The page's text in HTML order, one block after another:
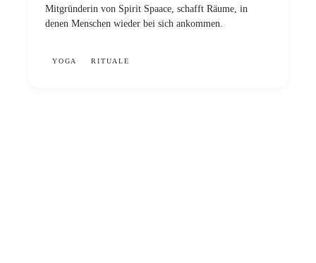
Mitgründerin von Spirit Spaace, schafft Räume, in
denen Menschen wieder bei sich ankommen.
YOGA RITUALE